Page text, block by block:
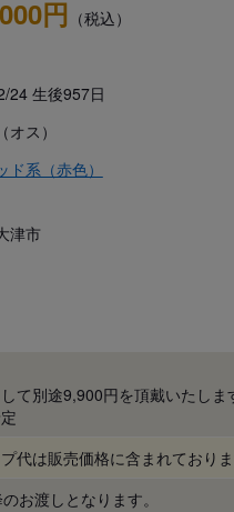
円 （税込）
24 生後957日
オス）
ド系（赤色）
津市
て別途9,900円を頂戴いたしま
代は販売価格に含まれておりま
お渡しとなります。